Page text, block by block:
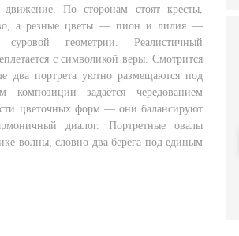
По сторонам стоят кресты,
а резные цветы — пион и лилия —
суровой геометрии. Реалистичный
с символикой веры. Смотрится
два портрета уютно размещаются под
задаётся чередованием
цветочных форм — они балансируют
диалог. Портретные овалы
волны, словно два берега под единым